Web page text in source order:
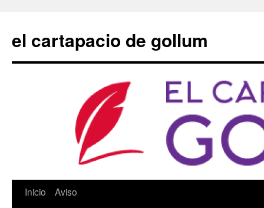
contenido
el cartapacio de gollum
Inicio
Aviso